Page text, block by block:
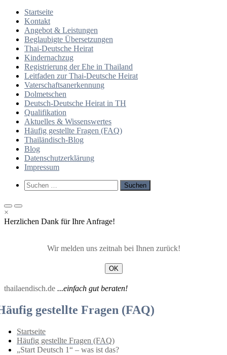
Startseite
Kontakt
Angebot & Leistungen
Beglaubigte Übersetzungen
Thai-Deutsche Heirat
Kindernachzug
Registrierung der Ehe in Thailand
Leitfaden zur Thai-Deutsche Heirat
Vaterschaftsanerkennung
Dolmetschen
Deutsch-Deutsche Heirat in TH
Qualifikation
Aktuelles & Wissenswertes
Häufig gestellte Fragen (FAQ)
Thailändisch-Blog
Blog
Datenschutzerklärung
Impressum
Such-
Formular
Suchen
nach:
Primäres
Menü
für
Primäres
Menü
für
×
Herzlichen Dank für Ihre Anfrage!
Wir melden uns zeitnah bei Ihnen zurück!
OK
thailaendisch.de ...einfach gut beraten!
gestellte Fragen (FAQ)
Startseite
Häufig gestellte Fragen (FAQ)
„Start Deutsch 1“ – was ist das?